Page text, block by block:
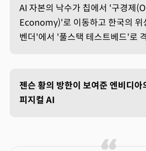
AI 자본의 낙수가 칩에서 '구경제
Economy)'로 이동하고 한국의 위
벤더'에서 '풀스택 테스트베드'로
젠슨 황의 방한이 보여준 엔비디아
피지컬 AI